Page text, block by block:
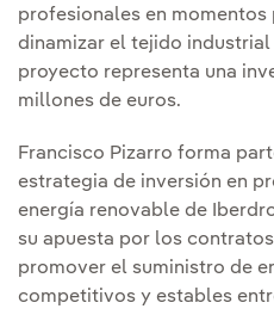
profesionales en momentos
dinamizar el tejido
proyecto representa una
millones de euros.
Francisco Pizarro forma
estrategia de inversión en
energía renovable de
su apuesta por los
promover el suministro de
competitivos y estables